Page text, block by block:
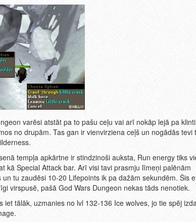
varēsi atstāt pa to pašu ceļu vai arī nokāp lejā pa klinti
no drupām. Tas gan ir vienvirziena ceļš un nogādās tevi
tempļa apkārtne ir stindzinoši auksta, Run energy tiks
kā Special Attack bar. Arī visi tavi prasmju līmeņi palēnām
un tu zaudēsi 10-20 Lifepoints ik pa dažām sekundēm. Šis
virspusē, pašā God Wars Dungeon nekas tāds nenotiek.
iet tālāk, uzmanies no lvl 132-136 Ice wolves, jo tie spēj